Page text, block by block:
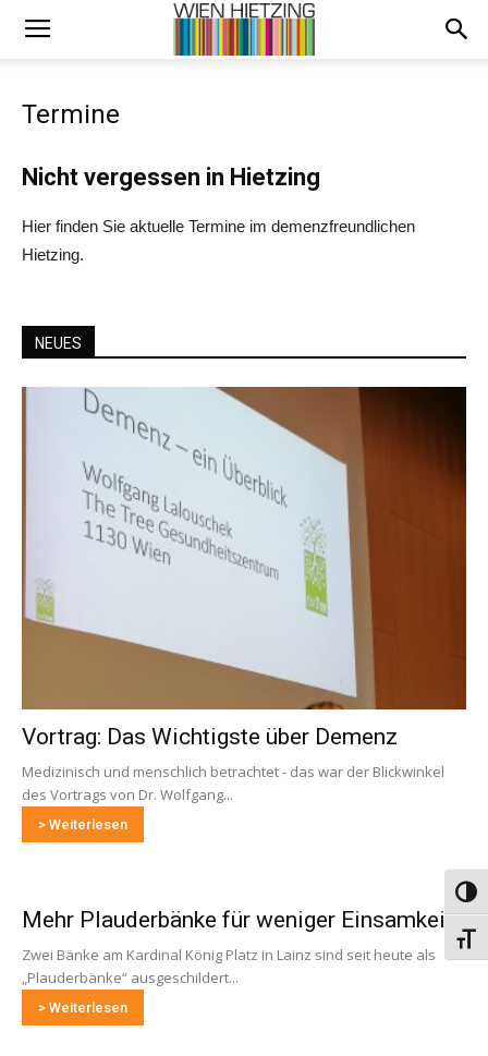
Termine
Nicht vergessen in Hietzing
Hier finden Sie aktuelle Termine im demenzfreundlichen
Hietzing.
NEUES
Vortrag: Das Wichtigste über Demenz
Medizinisch und menschlich betrachtet - das war der Blickwinkel
des Vortrags von Dr. Wolfgang...
> Weiterlesen
Mehr Plauderbänke für weniger Einsamkeit
Zwei Bänke am Kardinal König Platz in Lainz sind seit heute als
„Plauderbänke“ ausgeschildert...
> Weiterlesen